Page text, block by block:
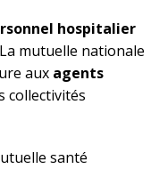
hospitalier
mutuelle nationale
aux agents
collectivités
santé